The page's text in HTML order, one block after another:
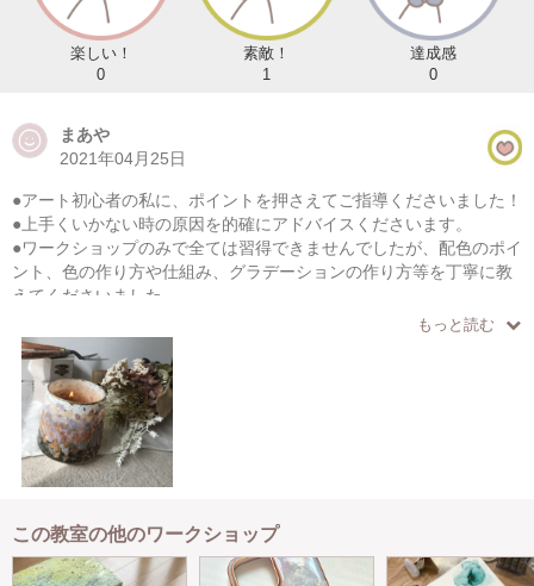
楽しい！
0
素敵！
1
達成感
0
まあや
2021年04月25日
●アート初心者の私に、ポイントを押さえてご指導くださいました！
●上手くいかない時の原因を的確にアドバイスくださいます。
●ワークショップのみで全ては習得できませんでしたが、配色のポイ
ント、色の作り方や仕組み、グラデーションの作り方等を丁寧に教
えてくださいました。
もっと読む
この教室の他のワークショップ